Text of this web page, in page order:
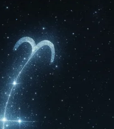
?s=hor%C3%B3scopo